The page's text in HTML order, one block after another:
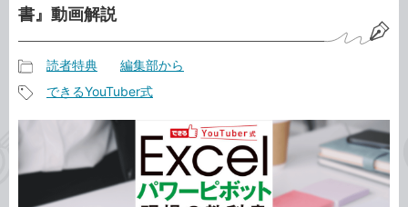
書』動画解説
事
カ
ゴ
読者特典 編集部から
グ
できるYouTuber式